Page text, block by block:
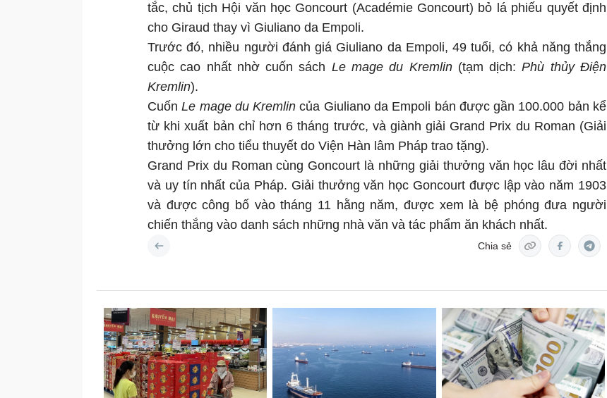
tắc, chủ tịch Hội văn học Goncourt (Académie Goncourt) bỏ lá phiếu quyết định
cho Giraud thay vì Giuliano da Empoli.
Trước đó, nhiều người đánh giá Giuliano da Empoli, 49 tuổi, có khả năng thắng
cuộc cao nhất nhờ cuốn sách Le mage du Kremlin(tạm dịch:Phù thủy Điện
Kremlin).
CuốnLe mage du Kremlin của Giuliano da Empoli bán được gần 100.000 bản kể
từ khi xuất bản chỉ hơn 6 tháng trước, và giành giải Grand Prix du Roman (Giải
thưởng lớn cho tiểu thuyết do Viện Hàn lâm Pháp trao tặng).
Grand Prix du Roman cùng Goncourt là những giải thưởng văn học lâu đời nhất
và uy tín nhất của Pháp. Giải thưởng văn học Goncourt được lập vào năm 1903
và được công bố vào tháng 11 hằng năm, được xem là bệ phóng đưa người
chiến thắng vào danh sách những nhà văn và tác phẩm ăn khách nhất.
Chia sẻ